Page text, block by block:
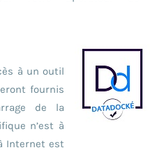
à un outil
fournis
de la
n’est à
Internet est